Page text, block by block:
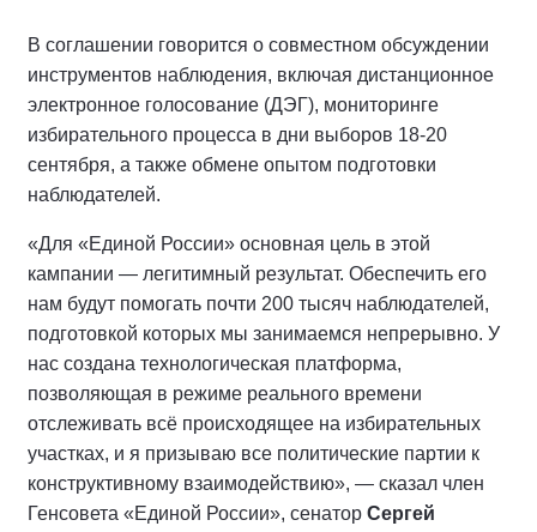
В соглашении говорится о совместном обсуждении
инструментов наблюдения, включая дистанционное
электронное голосование (ДЭГ), мониторинге
избирательного процесса в дни выборов 18-20
сентября, а также обмене опытом подготовки
наблюдателей.
«Для «Единой России» основная цель в этой
кампании — легитимный результат. Обеспечить его
нам будут помогать почти 200 тысяч наблюдателей,
подготовкой которых мы занимаемся непрерывно. У
нас создана технологическая платформа,
позволяющая в режиме реального времени
отслеживать всё происходящее на избирательных
участках, и я призываю все политические партии к
конструктивному взаимодействию», — сказал член
Генсовета «Единой России», сенатор Сергей